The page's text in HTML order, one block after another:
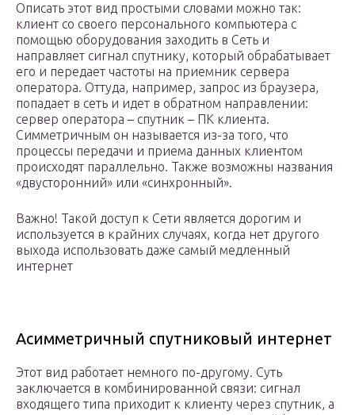
Описать этот вид простыми словами можно так:
клиент со своего персонального компьютера с
помощью оборудования заходить в Сеть и
направляет сигнал спутнику, который обрабатывает
его и передает частоты на приемник сервера
оператора. Оттуда, например, запрос из браузера,
попадает в сеть и идет в обратном направлении:
сервер оператора – спутник – ПК клиента.
Симметричным он называется из-за того, что
процессы передачи и приема данных клиентом
происходят параллельно. Также возможны названия
«двусторонний» или «синхронный».
Важно! Такой доступ к Сети является дорогим и
используется в крайних случаях, когда нет другого
выхода использовать даже самый медленный
интернет
Асимметричный спутниковый интернет
Этот вид работает немного по-другому. Суть
заключается в комбинированной связи: сигнал
входящего типа приходит к клиенту через спутник, а